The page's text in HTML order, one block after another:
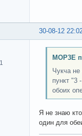
30-08-12
MOP3E
Чукча
пункт "3
обоих
Я не знаю
один для